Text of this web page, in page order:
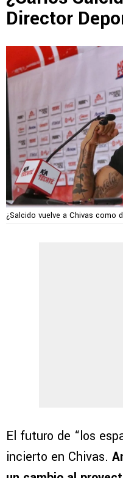
Director
¿Salcido vuelve a Chivas como
El futuro de “los
incierto en Chivas.